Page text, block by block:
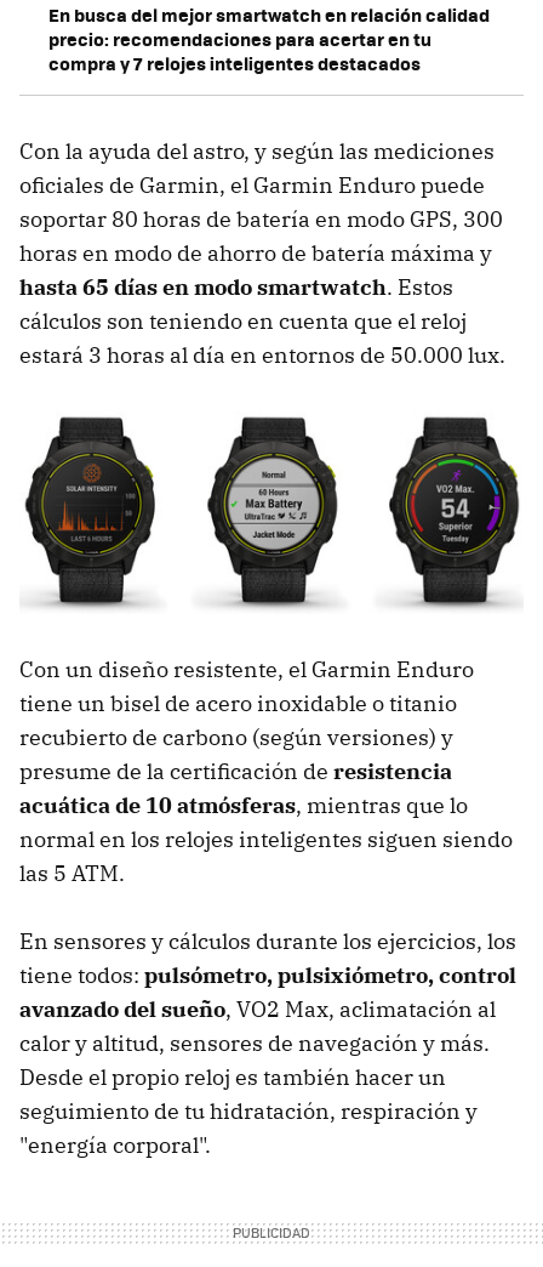
En busca del mejor smartwatch en relación calidad
precio: recomendaciones para acertar en tu
compra y 7 relojes inteligentes destacados
Con la ayuda del astro, y según las mediciones
oficiales de Garmin, el Garmin Enduro puede
soportar 80 horas de batería en modo GPS, 300
horas en modo de ahorro de batería máxima y
hasta 65 días en modo smartwatch. Estos
cálculos son teniendo en cuenta que el reloj
estará 3 horas al día en entornos de 50.000 lux.
Con un diseño resistente, el Garmin Enduro
tiene un bisel de acero inoxidable o titanio
recubierto de carbono (según versiones) y
presume de la certificación de resistencia
acuática de 10 atmósferas, mientras que lo
normal en los relojes inteligentes siguen siendo
las 5 ATM.
En sensores y cálculos durante los ejercicios, los
tiene todos: pulsómetro, pulsixiómetro, control
avanzado del sueño, VO2 Max, aclimatación al
calor y altitud, sensores de navegación y más.
Desde el propio reloj es también hacer un
seguimiento de tu hidratación, respiración y
"energía corporal".